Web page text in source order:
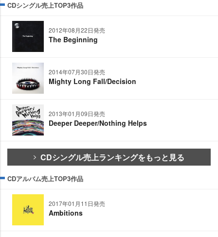
CDシングル売上TOP3作品
2012年08月22日発売
The Beginning
2014年07月30日発売
Mighty Long Fall/Decision
2013年01月09日発売
Deeper Deeper/Nothing Helps
CDシングル売上ランキングをもっと見る
CDアルバム売上TOP3作品
2017年01月11日発売
Ambitions